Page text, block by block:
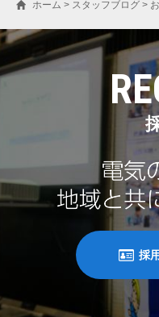
ホーム > スタッフブログ >
採